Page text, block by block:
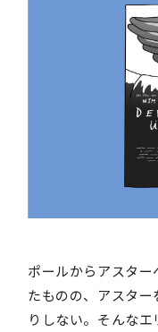
ポールからアスタ
たものの、アスタ
りしない。そんな